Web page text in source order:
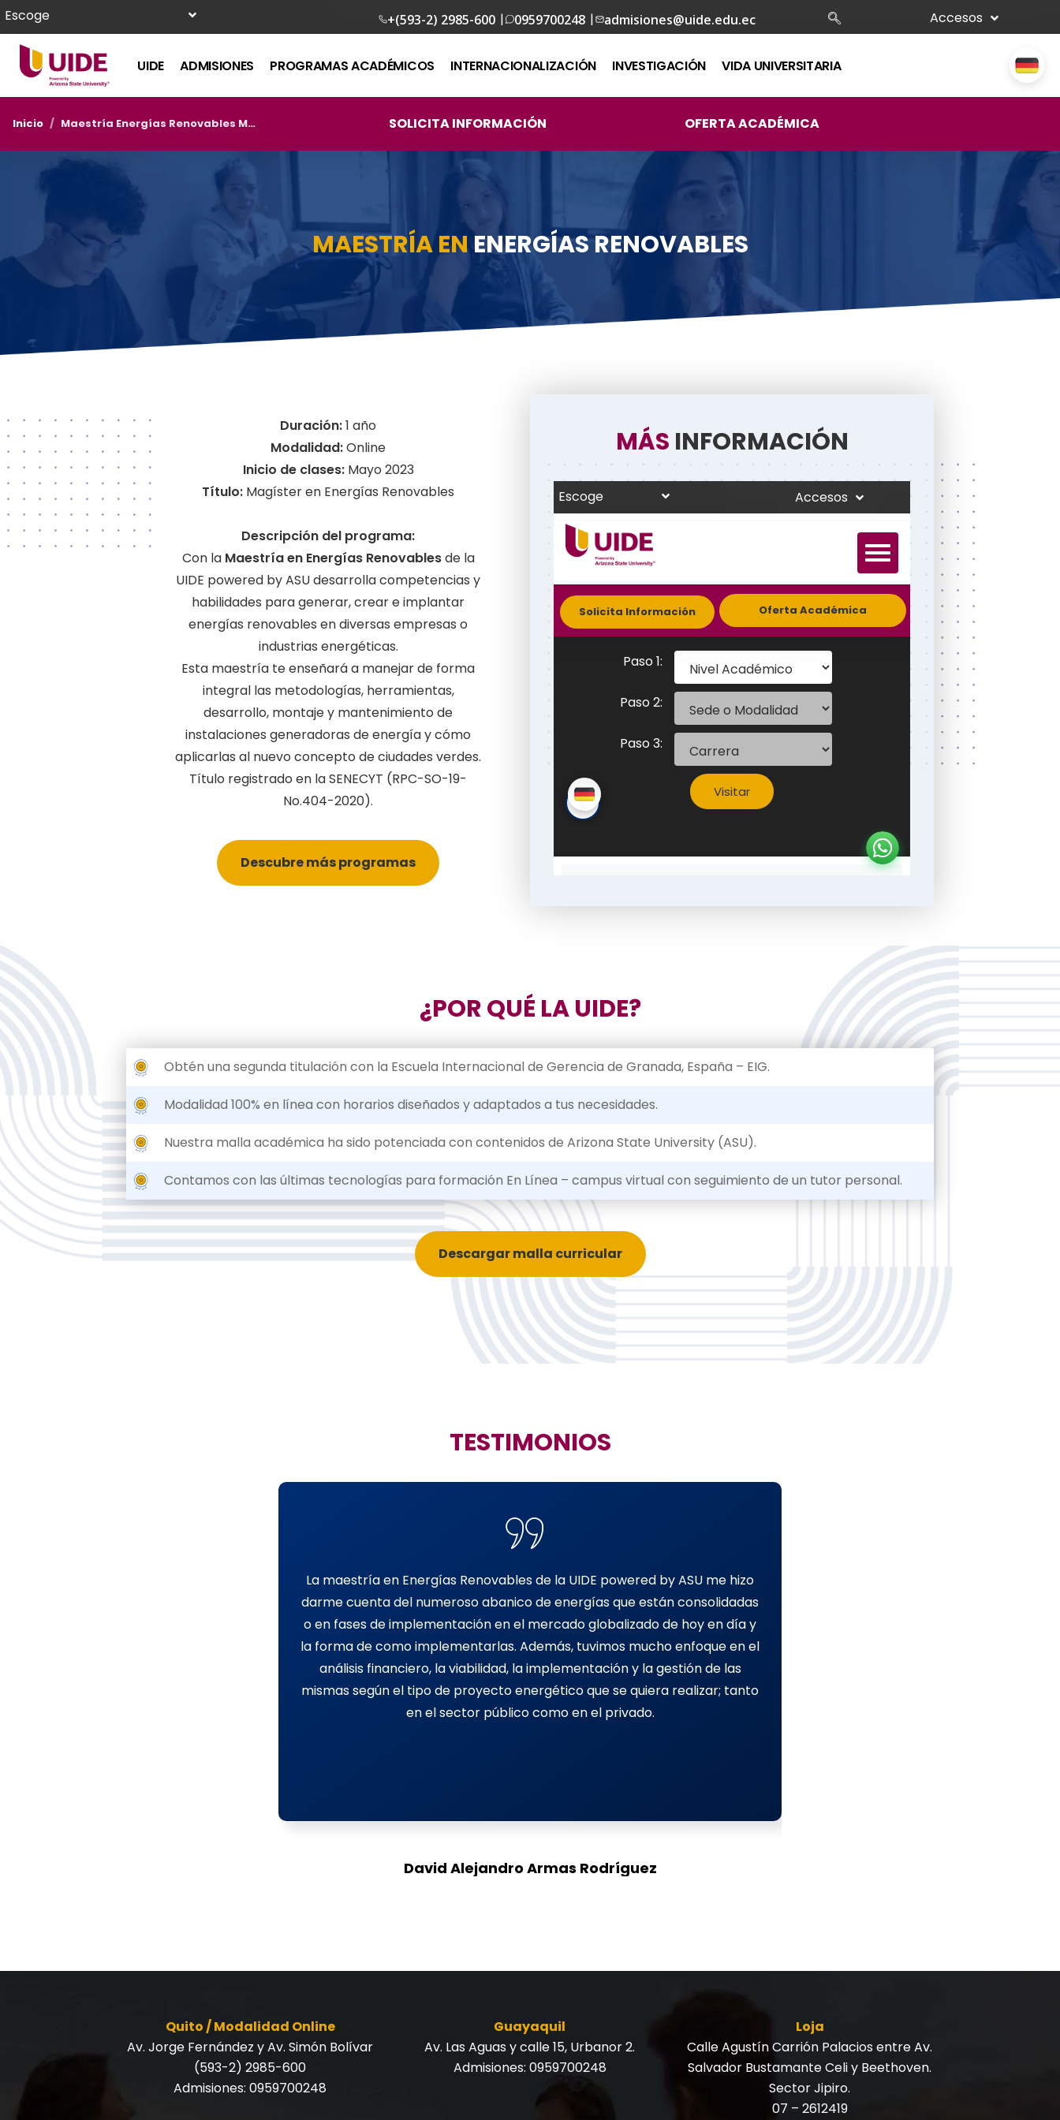
Escoge +(593-2) 2985-600 | 0959700248 | admisiones@uide.edu.ec Accesos
UIDE ADMISIONES PROGRAMAS ACADÉMICOS INTERNACIONALIZACIÓN INVESTIGACIÓN VIDA UNIVERSITARIA
Inicio / Maestría Energías Renovables Modalidad En Línea SOLICITA INFORMACIÓN OFERTA ACADÉMICA
MAESTRÍA EN ENERGÍAS RENOVABLES
Duración:1 año
Modalidad:Online
Inicio de clases: Mayo 2023
Título: Magíster en Energías Renovables
Descripción del programa:
Con la Maestría en Energías Renovablesde la
UIDE powered by ASU desarrolla competencias y
habilidades para generar, crear e implantar
energías renovables en diversas empresas o
industrias energéticas.
Esta maestría te enseñará a manejar de forma
integral las metodologías, herramientas,
desarrollo, montaje y mantenimiento de
instalaciones generadoras de energía y cómo
aplicarlas al nuevo concepto de ciudades verdes.
Título registrado en la SENECYT (RPC-SO-19-
No.404-2020).
Descubre más programas
MÁS INFORMACIÓN
¿POR QUÉ LA UIDE?
Obtén una segunda titulación con la Escuela Internacional de Gerencia de Granada, España – EIG.
Modalidad 100% en línea con horarios diseñados y adaptados a tus necesidades.
Nuestra malla académica ha sido potenciada con contenidos de Arizona State University (ASU).
Contamos con las últimas tecnologías para formación En Línea – campus virtual con seguimiento de un tutor personal.
Descargar malla curricular
TESTIMONIOS
David Alejandro Armas Rodríguez
La maestría en Energías Renovables de la UIDE powered by ASU me hizo
darme cuenta del numeroso abanico de energías que están consolidadas
o en fases de implementación en el mercado globalizado de hoy en día y
la forma de como implementarlas. Además, tuvimos mucho enfoque en el
análisis financiero, la viabilidad, la implementación y la gestión de las
mismas según el tipo de proyecto energético que se quiera realizar; tanto
en el sector público como en el privado.
Quito / Modalidad Online
Av. Jorge Fernández y Av. Simón Bolívar
(593-2) 2985-600
Admisiones:0959700248
Guayaquil
Av. Las Aguas y calle 15, Urbanor 2.
Admisiones: 0959700248
Loja
Calle Agustín Carrión Palacios entre Av.
Salvador Bustamante Celi y Beethoven.
Sector Jipiro.
07 – 2612419